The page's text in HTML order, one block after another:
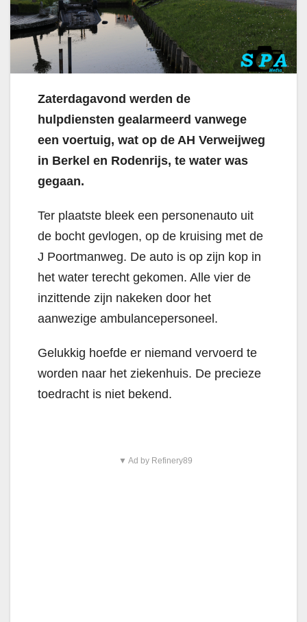
Zaterdagavond werden de
hulpdiensten gealarmeerd vanwege
een voertuig, wat op de AH Verweijweg
in Berkel en Rodenrijs, te water was
gegaan.
Ter plaatste bleek een personenauto uit
de bocht gevlogen, op de kruising met de
J Poortmanweg. De auto is op zijn kop in
het water terecht gekomen. Alle vier de
inzittende zijn nakeken door het
aanwezige ambulancepersoneel.
Gelukkig hoefde er niemand vervoerd te
worden naar het ziekenhuis. De precieze
toedracht is niet bekend.
▼ Ad by Refinery89